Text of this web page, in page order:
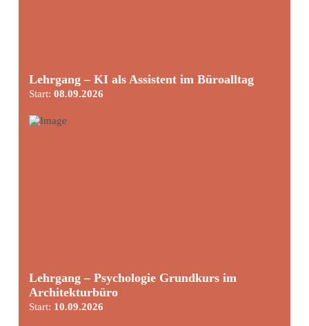
Lehrgang – KI als Assistent im Büroalltag
Start: 08.09.2026
Lehrgang – Psychologie Grundkurs im
Architekturbüro
Start: 10.09.2026